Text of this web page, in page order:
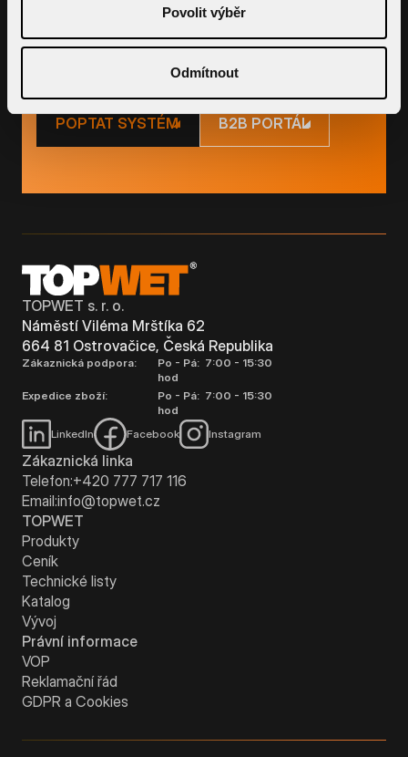
Povolit výběr
Odmítnout
kalkulaci ceny i průtoku
B2B PORTÁL
POPTAT SYSTÉM
TOPWET s. r. o.
Náměstí Viléma Mrštíka 62
664 81 Ostrovačice, Česká Republika
Zákaznická podpora:
Po - Pá: 7:00 - 15:30
hod
Expedice zboží:
Po - Pá: 7:00 - 15:30
hod
LinkedIn
Facebook Instagram
Zákaznická linka
Telefon:+420 777 717 116
Email:info@topwet.cz
TOPWET
Produkty
Ceník
Technické listy
Katalog
Vývoj
Právní informace
VOP
Reklamační řád
GDPR a Cookies